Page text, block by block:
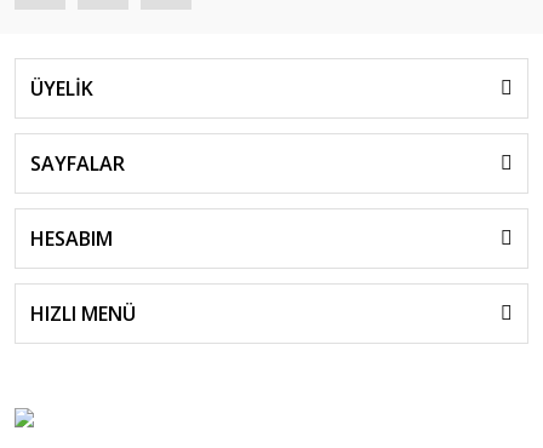
ÜYELİK
SAYFALAR
HESABIM
HIZLI MENÜ